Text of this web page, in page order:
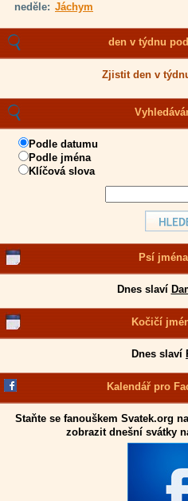
neděle: Jáchym
den v týdnu
Zjistit den v
Podle datumu
Podle jména
Klíčová slova
Psí jména
Dnes slaví
Kočičí
Dnes slaví
Kalendář pro
Staňte se fanouškem Svatek.org
zobrazit dnešní svátky